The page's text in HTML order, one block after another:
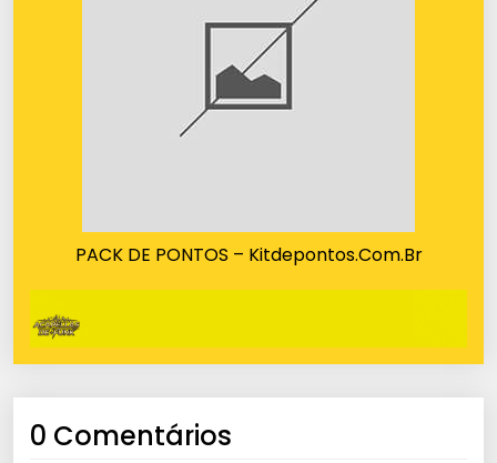
PACK DE PONTOS – Kitdepontos.Com.Br
0 Comentários